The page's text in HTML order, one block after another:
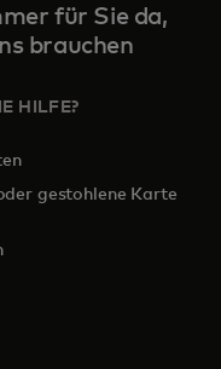
für Sie da,
brauchen
HILFE?
gestohlene Karte